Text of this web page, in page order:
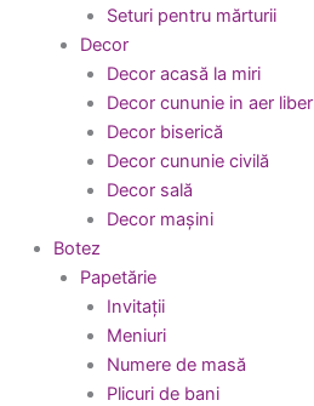
Seturi pentru mărturii
Decor
Decor acasă la miri
Decor cununie in aer liber
Decor biserică
Decor cununie civilă
Decor sală
Decor mașini
Botez
Papetărie
Invitații
Meniuri
Numere de masă
Plicuri de bani